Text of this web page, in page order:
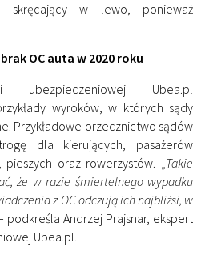
skręcający w lewo, ponieważ
OC auta w 2020 roku
ubezpieczeniowej Ubea.pl
wyroków, w których sądy
Przykładowe orzecznictwo sądów
dla kierujących, pasażerów
oraz rowerzystów. „Takie
że w razie śmiertelnego wypadku
z OC odczują ich najbliżsi, w
podkreśla Andrzej Prajsnar, ekspert
Ubea.pl.